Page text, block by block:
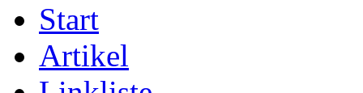
Start
Artikel